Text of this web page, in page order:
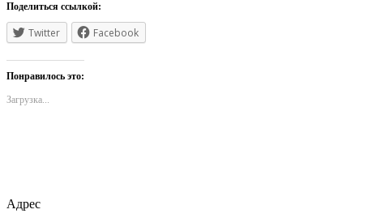
Поделиться ссылкой:
Twitter Facebook
Понравилось это:
Загрузка...
Адрес